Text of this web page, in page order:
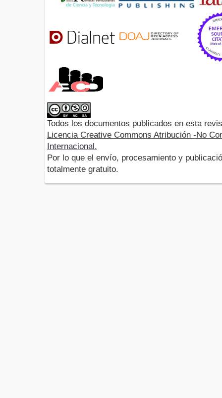
Todos los documentos publicados en esta
Licencia Creative Commons Atribución -No
Internacional.
Por lo que el envío, procesamiento y
totalmente gratuito.